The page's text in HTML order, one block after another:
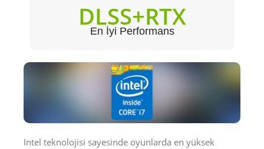
DLSS+RTX
En İyi Performans
Intel teknolojisi sayesinde oyunlarda en yüksek